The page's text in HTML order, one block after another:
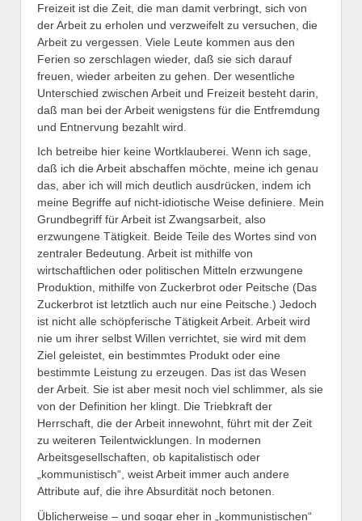
Freizeit ist die Zeit, die man damit verbringt, sich von
der Arbeit zu erholen und verzweifelt zu versuchen, die
Arbeit zu vergessen. Viele Leute kommen aus den
Ferien so zerschlagen wieder, daß sie sich darauf
freuen, wieder arbeiten zu gehen. Der wesentliche
Unterschied zwischen Arbeit und Freizeit besteht darin,
daß man bei der Arbeit wenigstens für die Entfremdung
und Entnervung bezahlt wird.
Ich betreibe hier keine Wortklauberei. Wenn ich sage,
daß ich die Arbeit abschaffen möchte, meine ich genau
das, aber ich will mich deutlich ausdrücken, indem ich
meine Begriffe auf nicht-idiotische Weise definiere. Mein
Grundbegriff für Arbeit ist Zwangsarbeit, also
erzwungene Tätigkeit. Beide Teile des Wortes sind von
zentraler Bedeutung. Arbeit ist mithilfe von
wirtschaftlichen oder politischen Mitteln erzwungene
Produktion, mithilfe von Zuckerbrot oder Peitsche (Das
Zuckerbrot ist letztlich auch nur eine Peitsche.) Jedoch
ist nicht alle schöpferische Tätigkeit Arbeit. Arbeit wird
nie um ihrer selbst Willen verrichtet, sie wird mit dem
Ziel geleistet, ein bestimmtes Produkt oder eine
bestimmte Leistung zu erzeugen. Das ist das Wesen
der Arbeit. Sie ist aber mesit noch viel schlimmer, als sie
von der Definition her klingt. Die Triebkraft der
Herrschaft, die der Arbeit innewohnt, führt mit der Zeit
zu weiteren Teilentwicklungen. In modernen
Arbeitsgesellschaften, ob kapitalistisch oder
„kommunistisch“, weist Arbeit immer auch andere
Attribute auf, die ihre Absurdität noch betonen.
Üblicherweise – und sogar eher in „kommunistischen“